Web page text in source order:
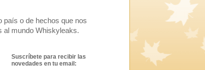
país o de hechos que nos
al mundo Whiskyleaks.
Suscríbete para recibir las
novedades en tu email: